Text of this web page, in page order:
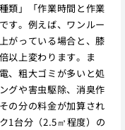
類」「作業時間と作業
す。例えば、ワンルー
がっている場合と、膝
以上変わります。ま
、粗大ゴミが多いと処
グや害虫駆除、消臭作
の分の料金が加算され
1台分（2.5㎥程度）の